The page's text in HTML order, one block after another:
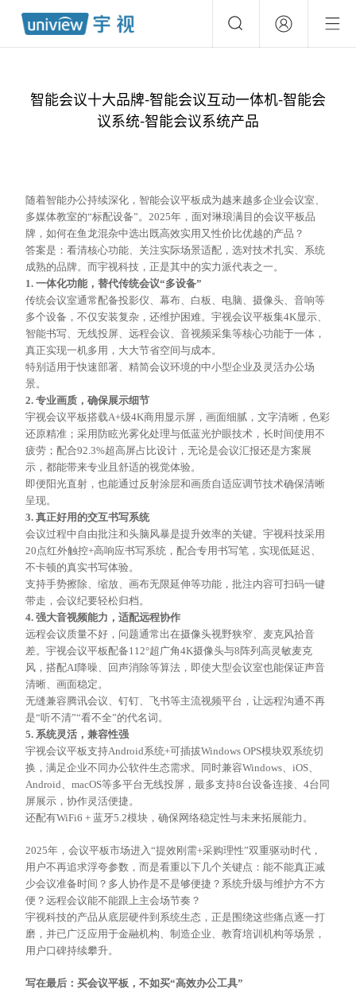
智能会议十大品牌-智能会议互动一体机-智能会
议系统-智能会议系统产品
随着智能办公持续深化，智能会议平板成为越来越多企业会议室、
多媒体教室的“标配设备”。2025年，面对琳琅满目的会议平板品
牌，如何在鱼龙混杂中选出既高效实用又性价比优越的产品？
答案是：看清核心功能、关注实际场景适配，选对技术扎实、系统
成熟的品牌。而宇视科技，正是其中的实力派代表之一。
1. 一体化功能，替代传统会议“多设备”
传统会议室通常配备投影仪、幕布、白板、电脑、摄像头、音响等
多个设备，不仅安装复杂，还维护困难。宇视会议平板集4K显示、
智能书写、无线投屏、远程会议、音视频采集等核心功能于一体，
真正实现一机多用，大大节省空间与成本。
特别适用于快速部署、精简会议环境的中小型企业及灵活办公场
景。
2. 专业画质，确保展示细节
宇视会议平板搭载A+级4K商用显示屏，画面细腻，文字清晰，色彩
还原精准；采用防眩光雾化处理与低蓝光护眼技术，长时间使用不
疲劳；配合92.3%超高屏占比设计，无论是会议汇报还是方案展
示，都能带来专业且舒适的视觉体验。
即便阳光直射，也能通过反射涂层和画质自适应调节技术确保清晰
呈现。
3. 真正好用的交互书写系统
会议过程中自由批注和头脑风暴是提升效率的关键。宇视科技采用
20点红外触控+高响应书写系统，配合专用书写笔，实现低延迟、
不卡顿的真实书写体验。
支持手势擦除、缩放、画布无限延伸等功能，批注内容可扫码一键
带走，会议纪要轻松归档。
4. 强大音视频能力，适配远程协作
远程会议质量不好，问题通常出在摄像头视野狭窄、麦克风拾音
差。宇视会议平板配备112°超广角4K摄像头与8阵列高灵敏麦克
风，搭配AI降噪、回声消除等算法，即使大型会议室也能保证声音
清晰、画面稳定。
无缝兼容腾讯会议、钉钉、飞书等主流视频平台，让远程沟通不再
是“听不清”“看不全”的代名词。
5. 系统灵活，兼容性强
宇视会议平板支持Android系统+可插拔Windows OPS模块双系统切
换，满足企业不同办公软件生态需求。同时兼容Windows、iOS、
Android、macOS等多平台无线投屏，最多支持8台设备连接、4台同
屏展示，协作灵活便捷。
还配有WiFi6 + 蓝牙5.2模块，确保网络稳定性与未来拓展能力。
2025年，会议平板市场进入“提效刚需+采购理性”双重驱动时代，
用户不再追求浮夸参数，而是看重以下几个关键点：能不能真正减
少会议准备时间？多人协作是不是够便捷？系统升级与维护方不方
便？远程会议能不能跟上主会场节奏？
宇视科技的产品从底层硬件到系统生态，正是围绕这些痛点逐一打
磨，并已广泛应用于金融机构、制造企业、教育培训机构等场景，
用户口碑持续攀升。
写在最后：买会议平板，不如买“高效办公工具”